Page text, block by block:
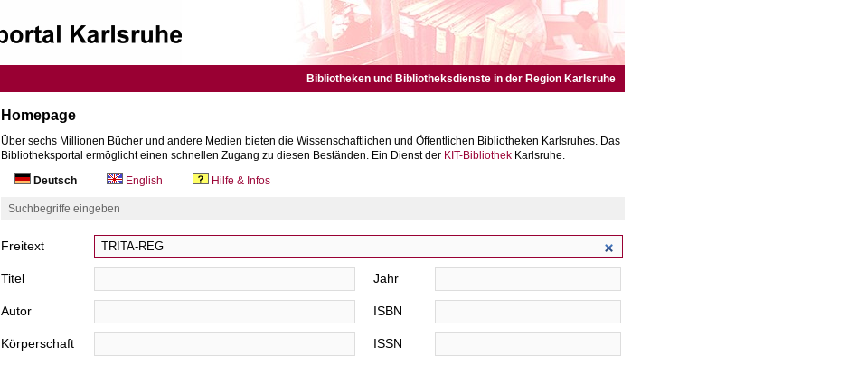
Bibliotheken und Bibliotheksdienste in der Region Karlsruhe
Homepage
Über sechs Millionen Bücher und andere Medien bieten die Wissenschaftlichen und Öffentlichen Bibliotheken Karlsruhes. Das
Bibliotheksportal ermöglicht einen schnellen Zugang zu diesen Beständen. Ein Dienst der KIT-Bibliothek Karlsruhe.
Deutsch
English Hilfe & Infos
Suchbegriffe eingeben
Freitext
Titel
Autor
Körperschaft
Jahr
ISBN
ISSN